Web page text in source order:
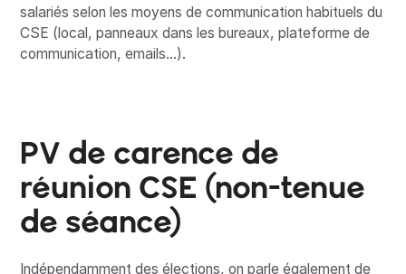
salariés selon les moyens de communication habituels du
CSE (local, panneaux dans les bureaux, plateforme de
communication, emails...).
PV de carence de
réunion CSE (non-tenue
de séance)
Indépendamment des élections, on parle également de